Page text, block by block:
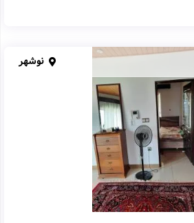
نوشهر